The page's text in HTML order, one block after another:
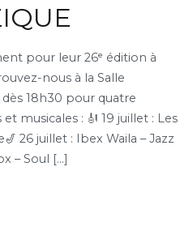
pour leur 26ᵉ édition à
nous à la Salle
18h30 pour quatre
musicales : 🎻 19 juillet : Les
26 juillet : Ibex Waila – Jazz
– Soul […]